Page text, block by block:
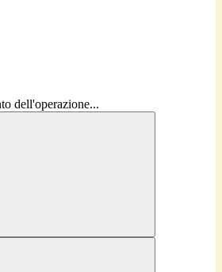
dell'operazione...